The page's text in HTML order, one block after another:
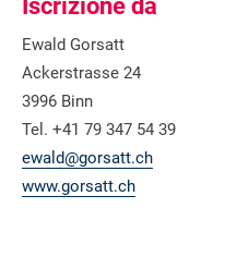
Iscrizione da
Ewald Gorsatt
Ackerstrasse 24
3996 Binn
Tel. +41 79 347 54 39
ewald@gorsatt.ch
www.gorsatt.ch